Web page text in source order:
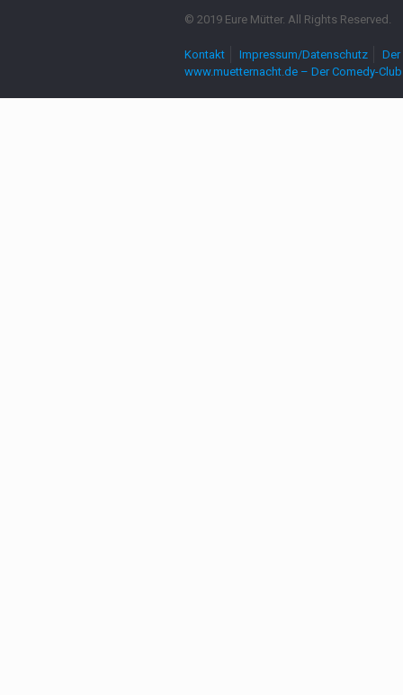
© 2019 Eure Mütter. All Rights Reserved.
Kontakt Impressum/Datenschutz
www.muetternacht.de – Der Comedy-Club